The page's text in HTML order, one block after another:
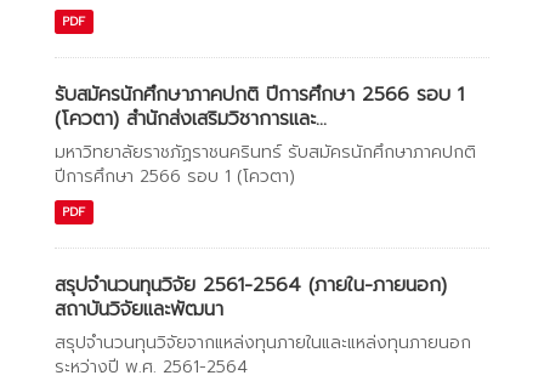
PDF
รับสมัครนักศึกษาภาคปกติ ปีการศึกษา 2566 รอบ 1
(โควตา) สำนักส่งเสริมวิชาการและ...
มหาวิทยาลัยราชภัฏราชนครินทร์ รับสมัครนักศึกษาภาคปกติ
ปีการศึกษา 2566 รอบ 1 (โควตา)
PDF
สรุปจำนวนทุนวิจัย 2561-2564 (ภายใน-ภายนอก)
สถาบันวิจัยและพัฒนา
สรุปจำนวนทุนวิจัยจากแหล่งทุนภายในและแหล่งทุนภายนอก
ระหว่างปี พ.ศ. 2561-2564